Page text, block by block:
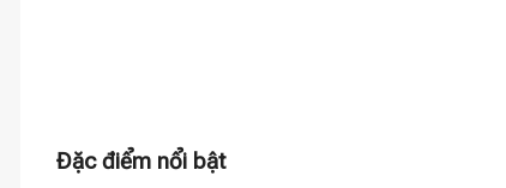
Đặc điểm nổi bật